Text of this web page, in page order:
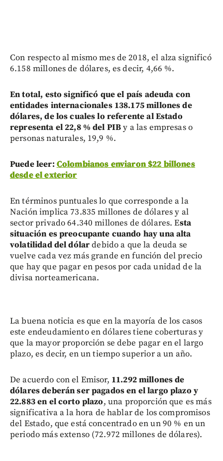
Con respecto al mismo mes de 2018, el alza significó
6.158 millones de dólares, es decir, 4,66 %.
En total, esto significó que el país adeuda con
entidades internacionales 138.175 millones de
dólares, de los cuales lo referente al Estado
representa el 22,8 % del PIBy a las empresas o
personas naturales, 19,9 %.
Puede leer: Colombianos enviaron $22 billones
desde el exterior
En términos puntuales lo que corresponde a la
Nación implica 73.835 millones de dólares y al
sector privado 64.340 millones de dólares. Esta
situación es preocupante cuando hay una alta
volatilidad del dólardebido a que la deuda se
vuelve cada vez más grande en función del precio
que hay que pagar en pesos por cada unidad de la
divisa norteamericana.
La buena noticia es que en la mayoría de los casos
este endeudamiento en dólares tiene coberturas y
que la mayor proporción se debe pagar en el largo
plazo, es decir, en un tiempo superior a un año.
De acuerdo con el Emisor, 11.292 millones de
dólares deberán ser pagados en el largo plazo y
22.883 en el corto plazo, una proporción que es más
significativa a la hora de hablar de los compromisos
del Estado, que está concentrado en un 90 % en un
periodo más extenso (72.972 millones de dólares).